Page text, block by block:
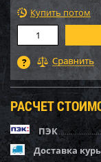
Купить потом
РАСЧЕТ
ПЭК
Доставка